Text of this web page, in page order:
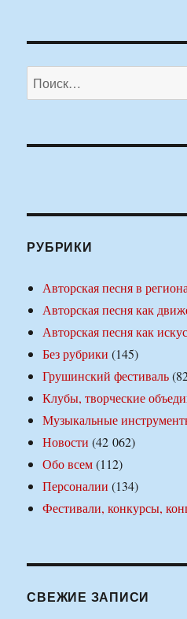
Искать:
РУБРИКИ
Авторская песня в
Авторская песня как
Авторская песня как
Без рубрики (145)
Грушинский фестиваль
Клубы, творческие
Музыкальные
Новости (42 062)
Обо всем(112)
Персоналии (134)
Фестивали, конкурсы,
СВЕЖИЕ ЗАПИСИ